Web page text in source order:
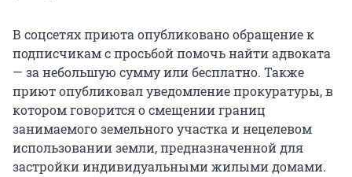
В соцсетях приюта опубликовано обращение к
подписчикам с просьбой помочь найти адвоката
— за небольшую сумму или бесплатно. Также
приют опубликовал уведомление прокуратуры, в
котором говорится о смещении границ
занимаемого земельного участка и нецелевом
использовании земли, предназначенной для
застройки индивидуальными жилыми домами.